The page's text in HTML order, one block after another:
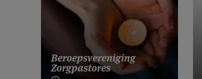
Beroepsvereniging
Zorgpastores